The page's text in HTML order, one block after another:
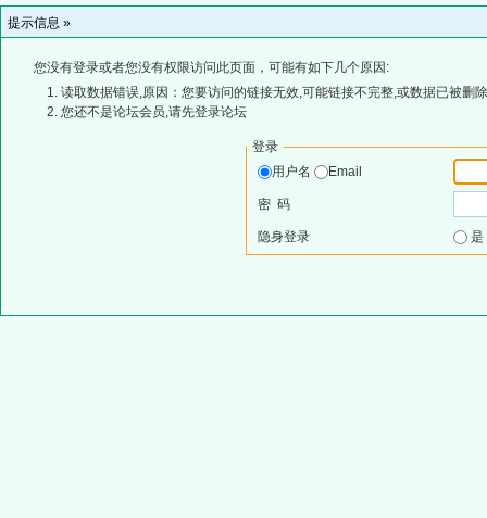
提示信息 »
您没有登录或者您没有权限访问此页面，可能有如下几个原因:
读取数据错误,原因：您要访问的链接无效,可能链接不完整,或数据已被删
您还不是论坛会员,请先登录论坛
登录
用户名
Email
密 码
隐身登录